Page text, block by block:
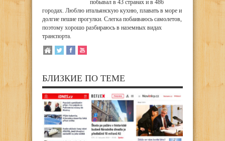
побывал в 43 странах и в 486
городах. Люблю итальянскую кухню, плавать в море и
долгие пешие прогулки. Слегка побаиваюсь самолетов,
поэтому хорошо разбираюсь в наземных видах
транспорта.
БЛИЗКИЕ ПО ТЕМЕ